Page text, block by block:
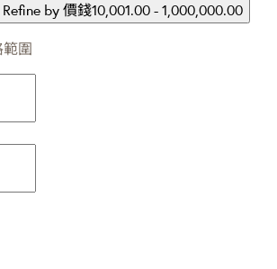
Refine by 價錢10,001.00 - 1,000,000.00
圍